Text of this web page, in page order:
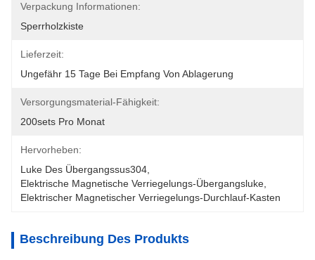
Verpackung Informationen:
Sperrholzkiste
Lieferzeit:
Ungefähr 15 Tage Bei Empfang Von Ablagerung
Versorgungsmaterial-Fähigkeit:
200sets Pro Monat
Hervorheben:
Luke Des Übergangssus304
Elektrische Magnetische Verriegelungs-Übergangsluke
Elektrischer Magnetischer Verriegelungs-Durchlauf-Kasten
Beschreibung Des Produkts